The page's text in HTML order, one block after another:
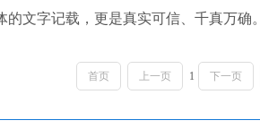
的文字记载，更是真实可信、千真万确。
首页 上一页 1 下一页